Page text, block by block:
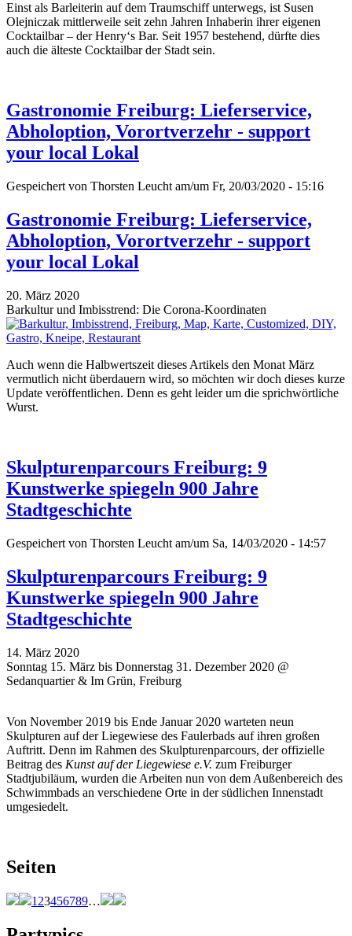
Einst als Barleiterin auf dem Traumschiff unterwegs, ist Susen
Olejniczak mittlerweile seit zehn Jahren Inhaberin ihrer eigenen
Cocktailbar – der Henry‘s Bar. Seit 1957 bestehend, dürfte dies
auch die älteste Cocktailbar der Stadt sein.
Gastronomie Freiburg: Lieferservice,
Abholoption, Vorortverzehr - support
your local Lokal
Gespeichert von Thorsten Leucht am/um Fr, 20/03/2020 - 15:16
Gastronomie Freiburg: Lieferservice,
Abholoption, Vorortverzehr - support
your local Lokal
20. März 2020
Barkultur und Imbisstrend: Die Corona-Koordinaten
Auch wenn die Halbwertszeit dieses Artikels den Monat März
vermutlich nicht überdauern wird, so möchten wir doch dieses kurze
Update veröffentlichen. Denn es geht leider um die sprichwörtliche
Wurst.
Skulpturenparcours Freiburg: 9
Kunstwerke spiegeln 900 Jahre
Stadtgeschichte
Gespeichert von Thorsten Leucht am/um Sa, 14/03/2020 - 14:57
Skulpturenparcours Freiburg: 9
Kunstwerke spiegeln 900 Jahre
Stadtgeschichte
14. März 2020
Sonntag 15. März bis Donnerstag 31. Dezember 2020 @
Sedanquartier & Im Grün, Freiburg
Von November 2019 bis Ende Januar 2020 warteten neun
Skulpturen auf der Liegewiese des Faulerbads auf ihren großen
Auftritt. Denn im Rahmen des Skulpturenparcours, der offizielle
Beitrag des Kunst auf der Liegewiese e.V. zum Freiburger
Stadtjubiläum, wurden die Arbeiten nun von dem Außenbereich des
Schwimmbads an verschiedene Orte in der südlichen Innenstadt
umgesiedelt.
Seiten
123456789…